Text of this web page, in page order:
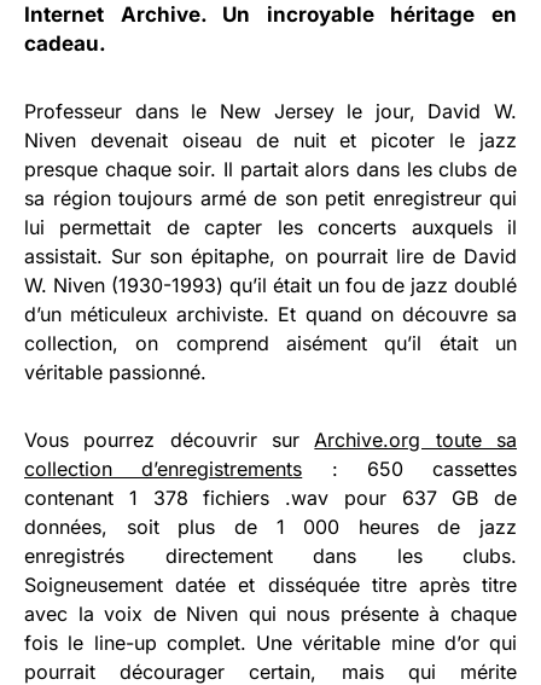
Internet Archive. Un incroyable héritage en
cadeau.
Professeur dans le New Jersey le jour, David W.
Niven devenait oiseau de nuit et picoter le jazz
presque chaque soir. Il partait alors dans les clubs de
sa région toujours armé de son petit enregistreur qui
lui permettait de capter les concerts auxquels il
assistait. Sur son épitaphe, on pourrait lire de David
W. Niven (1930-1993) qu’il était un fou de jazz doublé
d’un méticuleux archiviste. Et quand on découvre sa
collection, on comprend aisément qu’il était un
véritable passionné.
Vous pourrez découvrir sur Archive.org toute sa
collection d’enregistrements : 650 cassettes
contenant 1 378 fichiers .wav pour 637 GB de
données, soit plus de 1 000 heures de jazz
enregistrés directement dans les clubs.
Soigneusement datée et disséquée titre après titre
avec la voix de Niven qui nous présente à chaque
fois le line-up complet. Une véritable mine d’or qui
pourrait décourager certain, mais qui mérite